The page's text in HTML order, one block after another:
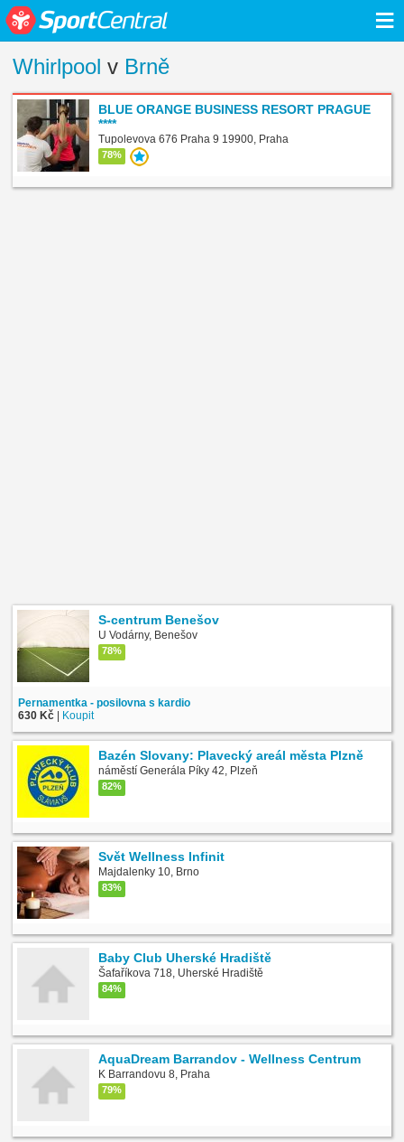
≡
Whirlpool v Brně
BLUE ORANGE BUSINESS RESORT PRAGUE
****
Tupolevova 676 Praha 9 19900, Praha
78%
S-centrum Benešov
U Vodárny, Benešov
78%
Pernamentka - posilovna s kardio
630 Kč | Koupit
Bazén Slovany: Plavecký areál města Plzně
náměstí Generála Píky 42, Plzeň
82%
Svět Wellness Infinit
Majdalenky 10, Brno
83%
Baby Club Uherské Hradiště
Šafaříkova 718, Uherské Hradiště
84%
AquaDream Barrandov - Wellness Centrum
K Barrandovu 8, Praha
79%